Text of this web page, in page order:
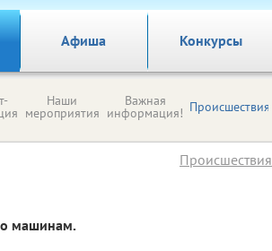
Афиша Конкурсы
Наши
мероприятия
Важная
информация! Происшествия
Происшествия
машинам.